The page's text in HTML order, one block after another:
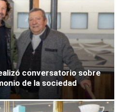
conversatorio sobre
de la sociedad